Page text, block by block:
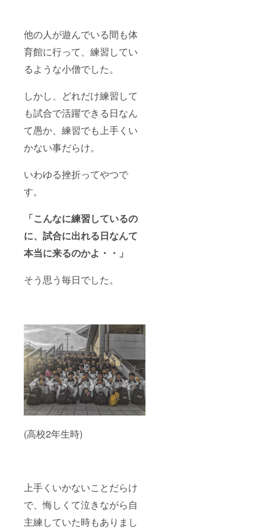
他の人が遊んでいる間も体
育館に行って、練習してい
るような小僧でした。
しかし、どれだけ練習して
も試合で活躍できる日なん
て愚か、練習でも上手くい
かない事だらけ。
いわゆる挫折ってやつで
す。
「こんなに練習しているの
に、試合に出れる日なんて
本当に来るのかよ・・」
そう思う毎日でした。
(高校2年生時)
上手くいかないことだらけ
で、悔しくて泣きながら自
主練していた時もありまし